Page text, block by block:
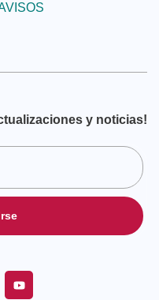
y noticias!